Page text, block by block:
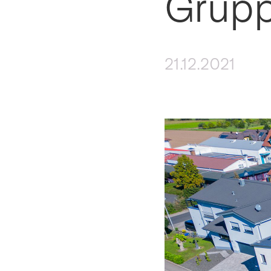
21.12.2021